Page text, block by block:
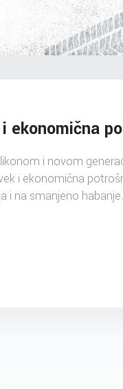
ekonomična
i novom
i ekonomična
i na smanjeno habanje.